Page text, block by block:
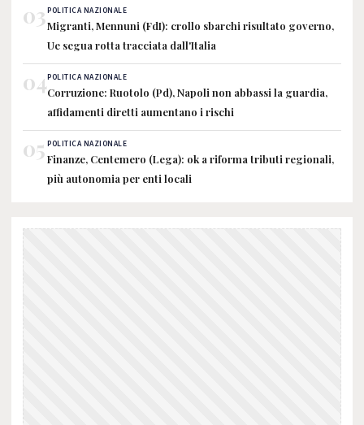
03POLITICA NAZIONALE
Migranti, Mennuni (FdI): crollo sbarchi risultato governo,
Ue segua rotta tracciata dall'Italia
04POLITICA NAZIONALE
Corruzione: Ruotolo (Pd), Napoli non abbassi la guardia,
affidamenti diretti aumentano i rischi
05 POLITICA NAZIONALE
Finanze, Centemero (Lega): ok a riforma tributi regionali,
più autonomia per enti locali